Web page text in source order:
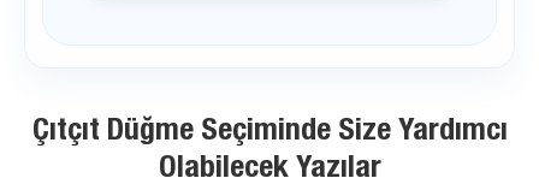
Çıtçıt Düğme Seçiminde Size Yardımcı
Olabilecek Yazılar